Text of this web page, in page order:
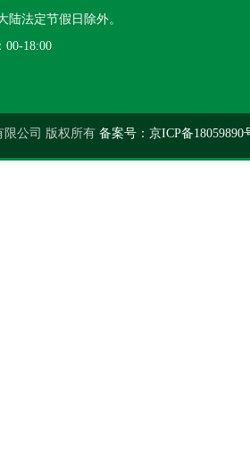
陆法定节假日除外。
00-18:00
限公司 版权所有 备案号：京ICP备18059890